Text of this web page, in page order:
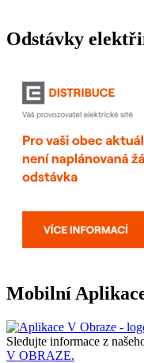
Odstávky
Mobilní
Sledujte informace z
V OBRAZE.